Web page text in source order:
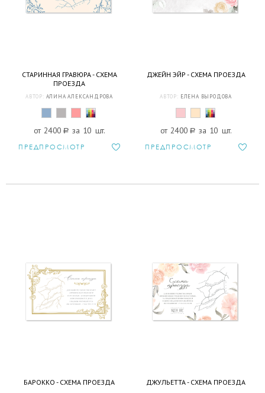
СТАРИННАЯ ГРАВЮРА - СХЕМА
ПРОЕЗДА
АВТОР: АЛИНА АЛЕКСАНДРОВА
от 2400 a за 10 шт.
ПРЕДПРОСМОТР
ДЖЕЙН ЭЙР - СХЕМА ПРОЕЗДА
АВТОР: ЕЛЕНА ВЫРОДОВА
от 2400 a за 10 шт.
ПРЕДПРОСМОТР
БАРОККО - СХЕМА ПРОЕЗДА ДЖУЛЬЕТТА - СХЕМА ПРОЕЗДА